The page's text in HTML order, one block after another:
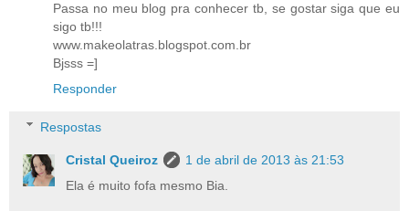
Passa no meu blog pra conhecer tb, se gostar siga que eu
sigo tb!!!
www.makeolatras.blogspot.com.br
Bjsss =]
Responder
Respostas
Cristal Queiroz
1 de abril de 2013 às 21:53
Ela é muito fofa mesmo Bia.